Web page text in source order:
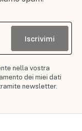
Iscrivimi
nella vostra
dei miei dati
newsletter.